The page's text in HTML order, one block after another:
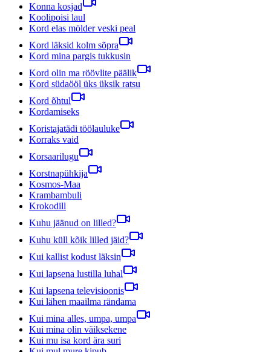
Konna kosjad
Koolipoisi laul
Kord elas mölder veski peal
Kord läksid kolm sõpra
Kord mina pargis tukkusin
Kord olin ma röövlite päälik
Kord südaööl üks üksik ratsu
Kord õhtul
Kordamiseks
Koristajatädi töölauluke
Korraks vaid
Korsaarilugu
Korstnapühkija
Kosmos-Maa
Krambambuli
Krokodill
Kuhu jäänud on lilled?
Kuhu küll kõik lilled jäid?
Kui kallist kodust läksin
Kui lapsena lustilla luhal
Kui lapsena televisioonis
Kui lähen maailma rändama
Kui mina alles, umpa, umpa
Kui mina olin väiksekene
Kui mu isa kord ära suri